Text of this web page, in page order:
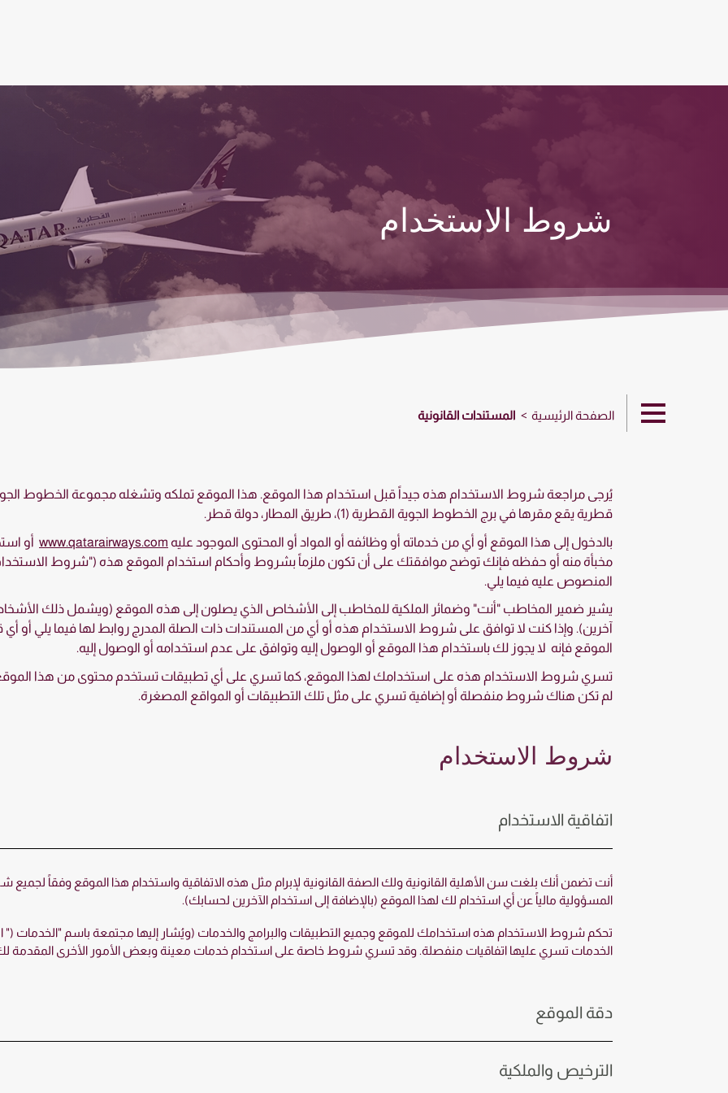
شروط الاستخدام
الصفحة الرئيسية المستندات القانونية
يُرجى مراجعة شروط الاستخدام هذه جيداً قبل استخدام هذا الموقع. هذا الموقع تملكه وتشغله مجموعة الخطوط
قطرية يقع مقرها في برج الخطوط الجوية القطرية (1)، طريق المطار، دولة قطر.
بالدخول إلى هذا الموقع أو أي من خدماته أو وظائفه أو المواد أو المحتوى الموجود عليه www.qatarairways.com أو
مخبأة منه أو حفظه فإنك توضح موافقتك على أن تكون ملزماً بشروط وأحكام استخدام الموقع هذه ("شروط
المنصوص عليه فيما يلي.
يشير ضمير المخاطب "أنت" وضمائر الملكية للمخاطب إلى الأشخاص الذي يصلون إلى هذه الموقع (ويشمل ذلك
آخرين). وإذا كنت لا توافق على شروط الاستخدام هذه أو أي من المستندات ذات الصلة المدرج روابط لها فيما يلي أو أي
الموقع فإنه لا يجوز لك باستخدام هذا الموقع أو الوصول إليه وتوافق على عدم استخدامه أو الوصول إليه.
تسري شروط الاستخدام هذه على استخدامك لهذا الموقع، كما تسري على أي تطبيقات تستخدم محتوى من هذا
لم تكن هناك شروط منفصلة أو إضافية تسري على مثل تلك التطبيقات أو المواقع المصغرة.
شروط الاستخدام
اتفاقية الاستخدام
أنت تضمن أنك بلغت سن الأهلية القانونية ولك الصفة القانونية لإبرام مثل هذه الاتفاقية واستخدام هذا الموقع وفقاً لجميع
المسؤولية مالياً عن أي استخدام لك لهذا الموقع (بالإضافة إلى استخدام الآخرين لحسابك).
تحكم شروط الاستخدام هذه استخدامك للموقع وجميع التطبيقات والبرامج والخدمات (ويُشار إليها مجتمعة باسم "الخدمات ("
الخدمات تسري عليها اتفاقيات منفصلة. وقد تسري شروط خاصة على استخدام خدمات معينة وبعض الأمور الأخرى المقدمة لك
دقة الموقع
الترخيص والملكية